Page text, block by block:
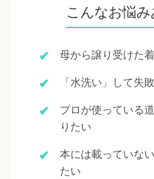
こんなお悩
母から譲り受けた
「水洗い」して失
プロが使っている
りたい
本には載っていな
たい